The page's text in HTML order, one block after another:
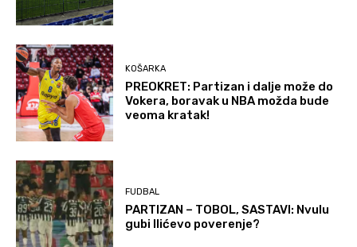
KOŠARKA
PREOKRET: Partizan i dalje može do
Vokera, boravak u NBA možda bude
veoma kratak!
FUDBAL
PARTIZAN – TOBOL, SASTAVI: Nvulu
gubi Ilićevo poverenje?